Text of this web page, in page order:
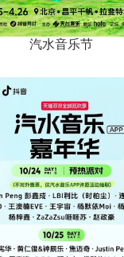
汽水音乐节